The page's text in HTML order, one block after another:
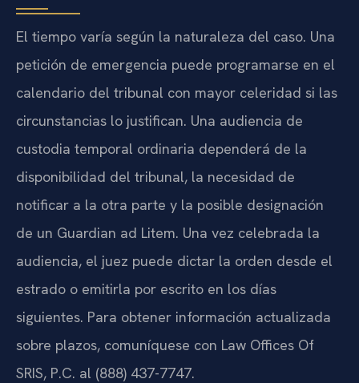
El tiempo varía según la naturaleza del caso. Una
petición de emergencia puede programarse en el
calendario del tribunal con mayor celeridad si las
circunstancias lo justifican. Una audiencia de
custodia temporal ordinaria dependerá de la
disponibilidad del tribunal, la necesidad de
notificar a la otra parte y la posible designación
de un Guardian ad Litem. Una vez celebrada la
audiencia, el juez puede dictar la orden desde el
estrado o emitirla por escrito en los días
siguientes. Para obtener información actualizada
sobre plazos, comuníquese con Law Offices Of
SRIS, P.C. al (888) 437-7747.